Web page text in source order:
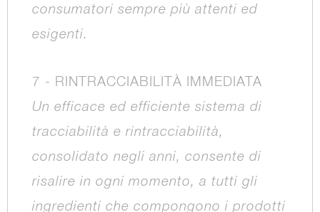
consumatori sempre più attenti ed
esigenti.
7 - RINTRACCIABILITÀ IMMEDIATA
Un efficace ed efficiente sistema di
tracciabilità e rintracciabilità,
consolidato negli anni, consente di
risalire in ogni momento, a tutti gli
ingredienti che compongono i prodotti